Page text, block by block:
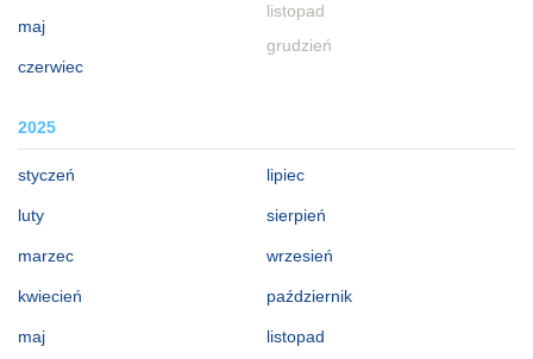
maj
czerwiec
listopad
grudzień
2025
styczeń
luty
marzec
kwiecień
maj
lipiec
sierpień
wrzesień
październik
listopad